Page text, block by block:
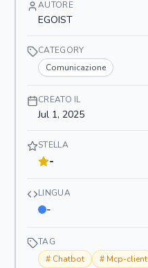
AUTORE
EGOIST
CATEGORY
Comunicazione
CREATO IL
Jul 1, 2025
STELLA
-
LINGUA
-
TAG
# Chatbot # Mcp-client